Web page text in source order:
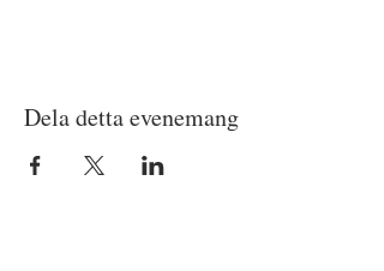
Dela detta evenemang